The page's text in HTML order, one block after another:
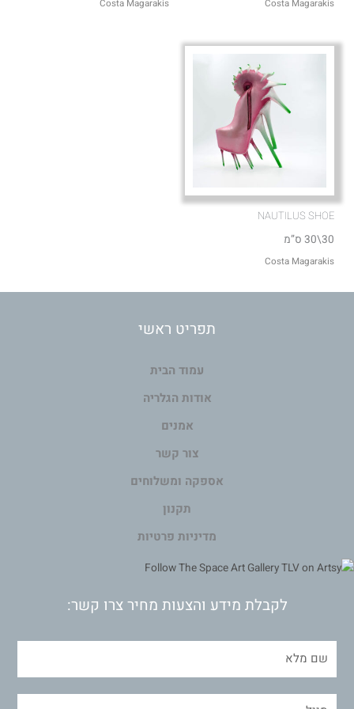
Costa Magarakis
Costa Magarakis
NAUTILUS SHOE
30\30 ס”מ
Costa Magarakis
תפריט ראשי
עמוד הבית
אודות הגלריה
אמנים
צור קשר
אספקה ומשלוחים
תקנון
מדיניות פרטיות
לקבלת מידע והצעות מחיר צרו קשר: